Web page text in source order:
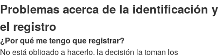
Problemas acerca de la identificación y
el registro
¿Por qué me tengo que registrar?
No está obligado a hacerlo, la decisión la toman los